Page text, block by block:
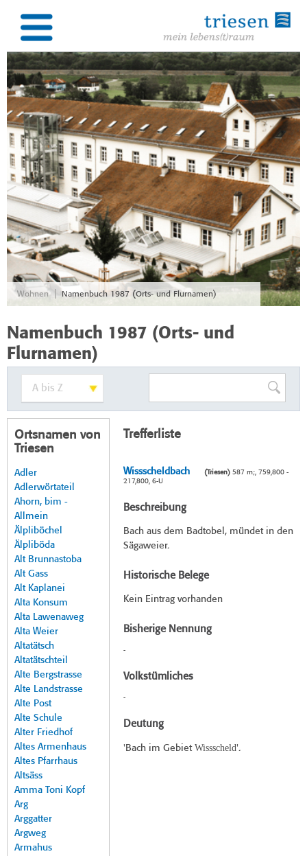
Wohnen | Namenbuch 1987 (Orts- und Flurnamen)
Namenbuch 1987 (Orts- und
Flurnamen)
Ortsnamen von
Triesen
Adler
Adlerwörtateil
Ahorn, bim -
Allmein
Älpliböchel
Älpliböda
Alt Brunnastoba
Alt Gass
Alt Kaplanei
Alta Konsum
Alta Lawenaweg
Alta Weier
Altatätsch
Altatätschteil
Alte Bergstrasse
Alte Landstrasse
Alte Post
Alte Schule
Alter Friedhof
Altes Armenhaus
Altes Pfarrhaus
Altsäss
Amma Toni Kopf
Arg
Arggatter
Argweg
Armahus
Trefferliste
Wissscheldbach (Triesen)587 m;, 759,800 -
217,800, 6-U
Beschreibung
Bach aus dem Badtobel, mündet in den
Sägaweier.
Historische Belege
Kein Eintrag vorhanden
Bisherige Nennung
-
Volkstümliches
-
Deutung
'Bach im Gebiet Wissscheld'.